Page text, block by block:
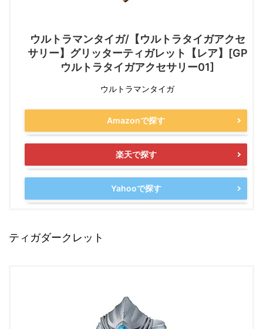
ウルトラマンタイガ/【ウルトラタイガアクセ
サリー】グリッターティガレット【レア】[GP
ウルトラタイガアクセサリー01]
ウルトラマンタイガ
Amazonで探す
楽天で探す
Yahooで探す
ティガダークレット